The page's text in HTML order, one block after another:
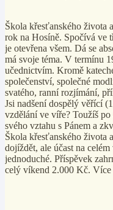
Škola křesťanského života
rok na Hosíně. Spočívá ve
je otevřena všem. Dá se
má svoje téma. V termínu
učednictvím. Kromě
společenství, společné
svatého, ranní rozjímání,
Jsi nadšení dospělý věřící
vzdělání ve víře? Toužíš
svého vztahu s Pánem a
Škola křesťanského života
dojíždět, ale účast na
jednoduché. Příspěvek
celý víkend 2.000 Kč. Více